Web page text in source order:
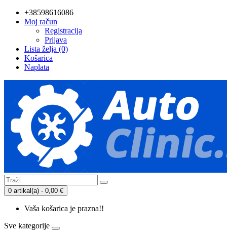
+38598616086
Moj račun
Registracija
Prijava
Lista želja (0)
Košarica
Naplata
0 artikal(a) - 0,00 €
Vaša košarica je prazna!!
Sve kategorije